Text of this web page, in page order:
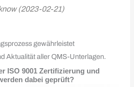
(2023-02-21)
gewährleistet
Aktualität aller QMS-Unterlagen.
ISO 9001 Zertifizierung und
dabei geprüft?